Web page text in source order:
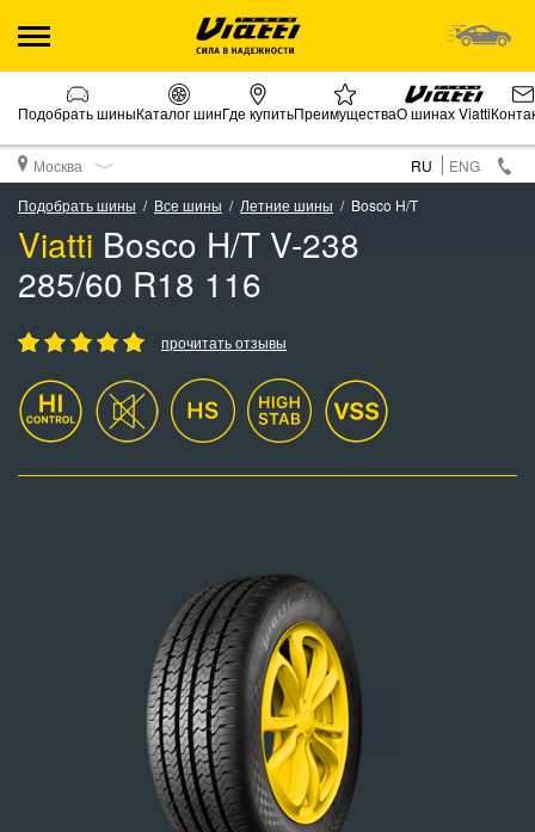
Подобрать шиныКаталог шинГде купитьПреимуществаО шинах Viatti
Москва RU
ENG
Подобрать шины
Все шины Летние шины Bosco H/T
Viatti Bosco H/T V-238
285/60 R18 116
прочитать отзывы